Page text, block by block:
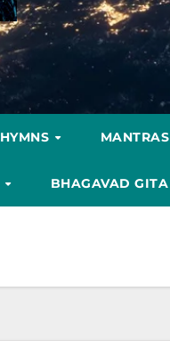
HYMNS MANTRAS
BHAGAVAD GITA